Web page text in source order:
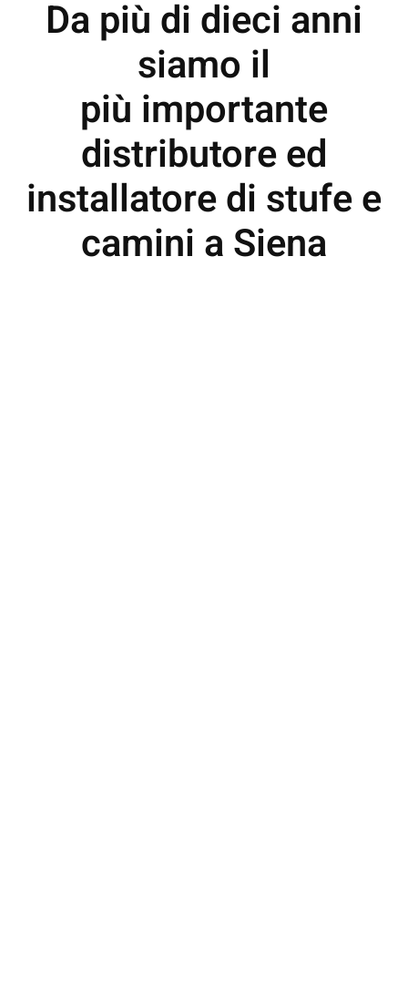
Da più di dieci anni
siamo il
più importante
distributore ed
installatore di stufe e
camini a Siena